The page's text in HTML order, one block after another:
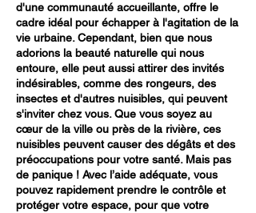
d'une communauté accueillante, offre le
cadre idéal pour échapper à l'agitation de la
vie urbaine. Cependant, bien que nous
adorions la beauté naturelle qui nous
entoure, elle peut aussi attirer des invités
indésirables, comme des rongeurs, des
insectes et d'autres nuisibles, qui peuvent
s'inviter chez vous. Que vous soyez au
cœur de la ville ou près de la rivière, ces
nuisibles peuvent causer des dégâts et des
préoccupations pour votre santé. Mais pas
de panique ! Avec l’aide adéquate, vous
pouvez rapidement prendre le contrôle et
protéger votre espace, pour que votre